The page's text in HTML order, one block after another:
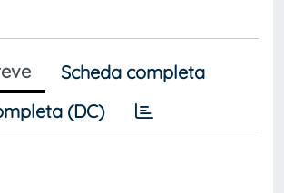
Scheda completa
(DC)